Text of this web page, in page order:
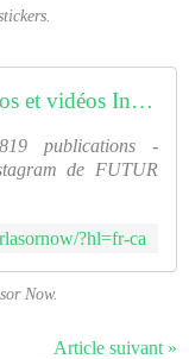
FUTUR (@futurlasornow) * Photos et vidéos Instagram
publications -
de FUTUR
?hl=fr-ca
Now.
Article suivant »